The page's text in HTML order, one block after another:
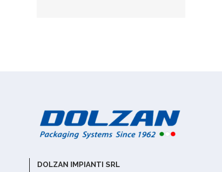
DOLZAN IMPIANTI SRL